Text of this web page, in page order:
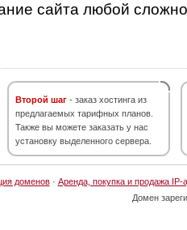
сайта любой
Второй шаг - заказ хостинга из
предлагаемых тарифных планов.
Также вы можете заказать у нас
установку выделенного сервера.
доменов· Аренда, покупка и продажа IP-
Домен